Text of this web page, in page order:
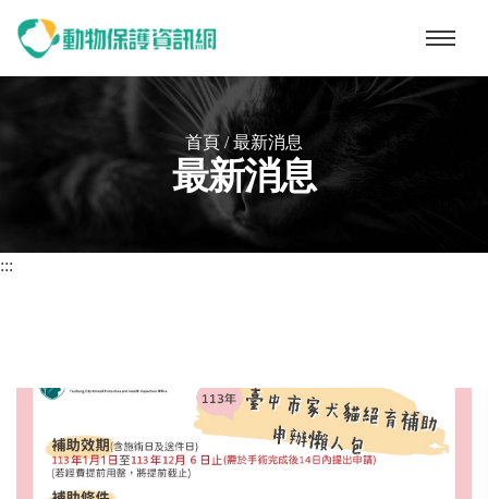
動物保護資訊網
首頁 /最新消息
最新消息
:::